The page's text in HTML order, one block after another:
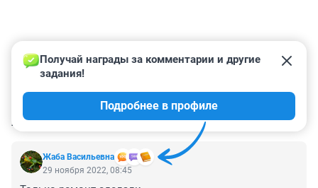
КОММЕНТАРИИ 16
Жаба Васильевна
Получай награды за комментарии и другие
задания!
Подробнее в профиле
29 ноября 2022, 08:45